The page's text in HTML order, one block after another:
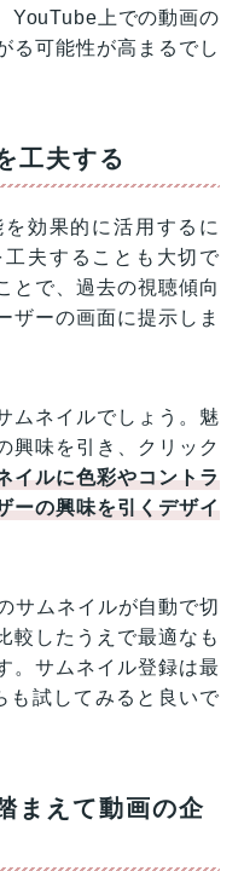
YouTube上での動画の
る可能性が高まるでし
工夫する
効果的に活用するに
夫することも大切で
とで、過去の視聴傾向
ザーの画面に提示しま
ムネイルでしょう。魅
興味を引き、クリック
イルに色彩やコントラ
ーの興味を引くデザイ
サムネイルが自動で切
較したうえで最適なも
。サムネイル登録は最
も試してみると良いで
まえて動画の企